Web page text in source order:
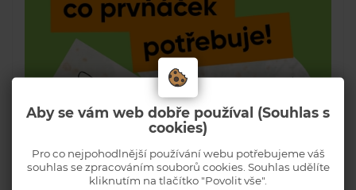
Aby se vám web dobře používal (Souhlas s
cookies)
Pro co nejpohodlnější používání webu potřebujeme váš
souhlas se zpracováním souborů cookies. Souhlas udělíte
kliknutím na tlačítko "Povolit vše".